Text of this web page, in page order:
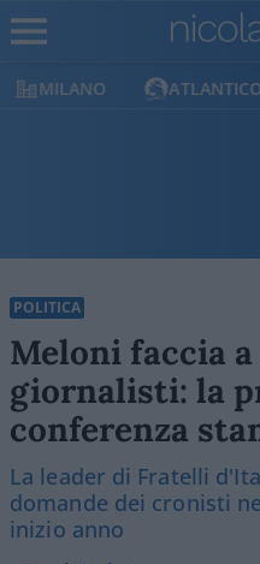
MILANO ATLANTICO
POLITICA
Meloni faccia
giornalisti: la
conferenza
La leader di Fratelli
domande dei cronisti
inizio anno